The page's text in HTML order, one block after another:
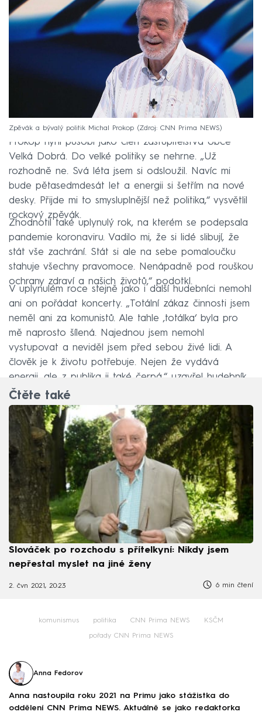
Zpěvák a bývalý politik Michal Prokop Zdroj: CNN Prima NEWS
Prokop nyní působí jako člen zastupitelstva obce
Velká Dobrá. Do velké politiky se nehrne. „Už
rozhodně ne. Svá léta jsem si odsloužil. Navíc mi
bude pětasedmdesát let a energii si šetřím na nové
desky. Přijde mi to smysluplnější než politika,“ vysvětlil
rockový zpěvák.
Zhodnotil také uplynulý rok, na kterém se podepsala
pandemie koronaviru. Vadilo mi, že si lidé slibují, že
stát vše zachrání. Stát si ale na sebe pomaloučku
stahuje všechny pravomoce. Nenápadně pod rouškou
ochrany zdraví a našich životů,“ podotkl.
V uplynulém roce stejně jako i další hudebníci nemohl
ani on pořádat koncerty. „Totální zákaz činnosti jsem
neměl ani za komunistů. Ale tahle ‚totálka‘ byla pro
mě naprosto šílená. Najednou jsem nemohl
vystupovat a neviděl jsem před sebou živé lidi. A
člověk je k životu potřebuje. Nejen že vydává
energii, ale z publika ji také čerpá,“ uzavřel hudebník.
Čtěte také
Slováček po rozchodu s přítelkyní: Nikdy jsem
nepřestal myslet na jiné ženy
2. čvn 2021, 20:23 6 min čtení
komunismus politika CNN Prima NEWS KSČM
pořady CNN Prima NEWS
Anna Fedorov
Anna nastoupila roku 2021 na Primu jako stážistka do
oddělení CNN Prima NEWS. Aktuálně se jako redaktorka